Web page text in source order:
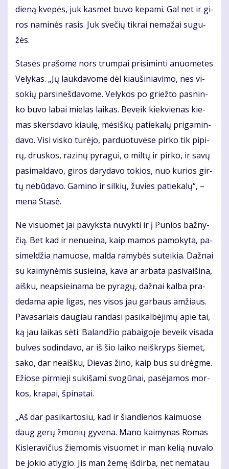
die­ną kve­pės, juk kas­met bu­vo ke­pa­mi. Gal net ir gi­
ros na­mi­nės ra­sis. Juk sve­čių tik­rai ne­ma­žai su­gu­
žės.
Sta­sės pra­šo­me nors trum­pai pri­si­min­ti anuo­me­tes
Ve­ly­kas. „Jų lauk­da­vo­me dėl kiau­ši­nia­vi­mo, nes vi­
so­kių par­si­neš­da­vo­me. Ve­ly­kos po griež­to pas­nin­
ko bu­vo la­bai mie­las lai­kas. Be­veik kiek­vie­nas kie­
mas skers­da­vo kiau­lę, mė­siš­kų pa­tie­ka­lų pri­ga­min­
da­vo. Vi­si vis­ko tu­rė­jo, par­duo­tu­vė­se pir­ko tik pi­pi­
rų, drus­kos, ra­zi­nų py­ra­gui, o mil­tų ir pir­ko, ir sa­vų
pa­si­mal­da­vo, gi­ros da­ry­da­vo to­kios, nuo ku­rios gir­
tų ne­bū­da­vo. Ga­mi­no ir sil­kių, žu­vies pa­tie­ka­lų“, –
me­na Sta­sė.
Ne vi­suo­met jai pa­vyks­ta nu­vyk­ti ir į Pu­nios baž­ny­
čią. Bet kad ir ne­nu­ei­na, kaip ma­mos pa­mo­ky­ta, pa­
si­mel­džia na­muo­se, mal­da ra­my­bės su­tei­kia. Daž­nai
su kai­my­nė­mis su­si­ei­na, ka­va ar ar­ba­ta pa­si­vai­ši­na,
aiš­ku, neap­si­ei­na­ma be py­ra­gų, daž­nai kal­ba pra­
de­da­ma apie li­gas, nes vi­sos jau gar­baus am­žiaus.
Pa­va­sa­riais dau­giau ran­da­si pa­si­kal­bė­ji­mų apie tai,
ką jau lai­kas sė­ti. Ba­lan­džio pa­bai­go­je be­veik vi­sa­da
bul­ves so­din­da­vo, ar iš šio lai­ko ne­iš­kryps šie­met,
sa­ko, dar ne­aiš­ku, Die­vas ži­no, kaip bus su drėg­me.
Ežio­se pir­mie­ji su­ki­ša­mi svo­gū­nai, pa­sė­ja­mos mor­
kos, kra­pai, špi­na­tai.
„Aš dar pa­si­kar­to­siu, kad ir šian­die­nos kai­muo­se
daug ge­rų žmo­nių gy­ve­na. Ma­no kai­my­nas Ro­mas
Kis­le­ra­vi­čius žie­mo­mis vi­suo­met ir man ke­lią nu­va­lo
be jo­kio at­ly­gio. Jis man že­mę iš­dir­ba, net ne­ma­tau